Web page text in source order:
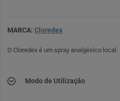
MARCA: Cloredex
O Cloredex é um spray analgésico local.
Modo de Utilização